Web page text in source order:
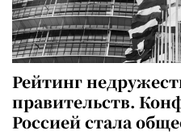
Рейтинг
правительств.
Россией стала